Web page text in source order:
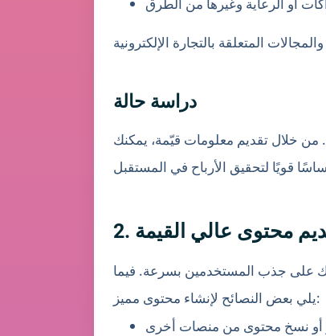
دراسة حالة
من خلال تقديم معلومات قيّمة، يمكنك
محتوى عالي القيمة
على جذب المستخدمين بسرعة. فيما
يلي بعض النصائح لإنشاء محتوى مميز: